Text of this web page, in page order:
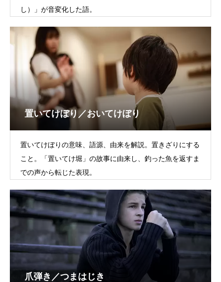
し）」が音変化した語。
置いてけぼり／おいてけぼり
置いてけぼりの意味、語源、由来を解説。置きざりにする
こと。「置いてけ堀」の故事に由来し、釣った魚を返すま
での声から転じた表現。
爪弾き／つまはじき